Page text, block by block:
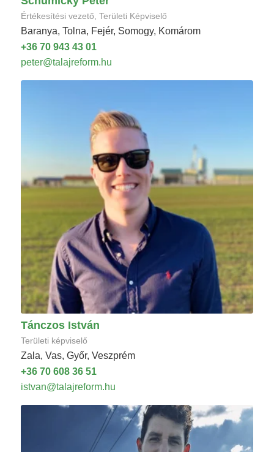
Értékesítési vezető, Területi Képviselő
Baranya, Tolna, Fejér, Somogy, Komárom
+36 70 943 43 01
peter@talajreform.hu
Tánczos István
Területi képviselő
Zala, Vas, Győr, Veszprém
+36 70 608 36 51
istvan@talajreform.hu